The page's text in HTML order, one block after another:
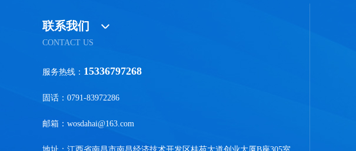
联系我们
CONTACT US
服务热线： 15336797268
固话：0791-83972286
邮箱：wosdahai@163.com